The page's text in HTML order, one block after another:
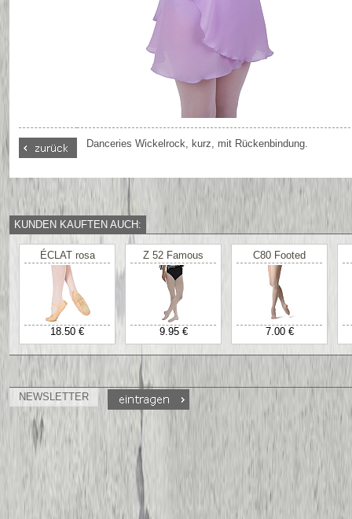
Danceries Wickelrock, kurz, mit Rückenbindung.
KUNDEN KAUFTEN AUCH:
ÉCLAT rosa
18.50 €
Z 52 Famous
9.95 €
C80 Footed
7.00 €
NEWSLETTER